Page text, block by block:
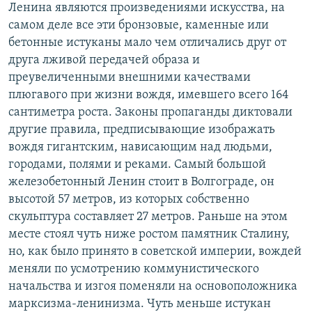
Ленина являются произведениями искусства, на
самом деле все эти бронзовые, каменные или
бетонные истуканы мало чем отличались друг от
друга лживой передачей образа и
преувеличенными внешними качествами
плюгавого при жизни вождя, имевшего всего 164
сантиметра роста. Законы пропаганды диктовали
другие правила, предписывающие изображать
вождя гигантским, нависающим над людьми,
городами, полями и реками. Самый большой
железобетонный Ленин стоит в Волгограде, он
высотой 57 метров, из которых собственно
скульптура составляет 27 метров. Раньше на этом
месте стоял чуть ниже ростом памятник Сталину,
но, как было принято в советской империи, вождей
меняли по усмотрению коммунистического
начальства и изгоя поменяли на основоположника
марксизма-ленинизма. Чуть меньше истукан